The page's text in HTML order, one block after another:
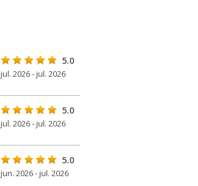
5.0
jul. 2026 - jul. 2026
5.0
jul. 2026 - jul. 2026
5.0
jun. 2026 - jul. 2026